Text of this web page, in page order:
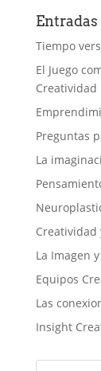
Entradas
Tiempo
El Juego
Creatividad
Preguntas
La
La Imagen
Equipos
Las
Insight